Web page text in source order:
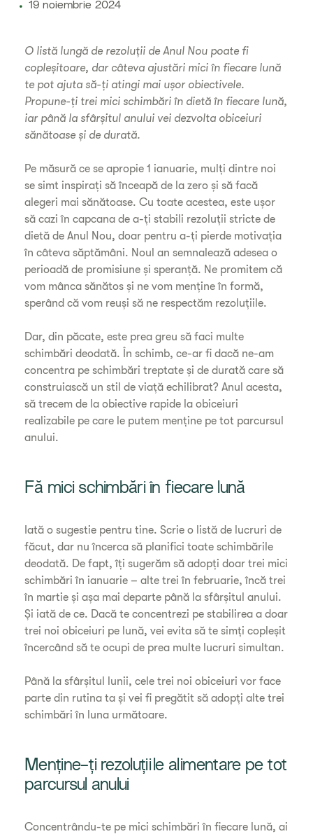
19 noiembrie 2024
O listă lungă de rezoluții de Anul Nou poate fi
copleșitoare, dar câteva ajustări mici în fiecare lună
te pot ajuta să-ți atingi mai ușor obiectivele.
Propune-ți trei mici schimbări în dietă în fiecare lună,
iar până la sfârșitul anului vei dezvolta obiceiuri
sănătoase și de durată.
Pe măsură ce se apropie 1 ianuarie, mulți dintre noi
se simt inspirați să înceapă de la zero și să facă
alegeri mai sănătoase. Cu toate acestea, este ușor
să cazi în capcana de a-ți stabili rezoluții stricte de
dietă de Anul Nou, doar pentru a-ți pierde motivația
în câteva săptămâni. Noul an semnalează adesea o
perioadă de promisiune și speranță. Ne promitem că
vom mânca sănătos și ne vom menține în formă,
sperând că vom reuși să ne respectăm rezoluțiile.
Dar, din păcate, este prea greu să faci multe
schimbări deodată. În schimb, ce-ar fi dacă ne-am
concentra pe schimbări treptate și de durată care să
construiască un stil de viață echilibrat? Anul acesta,
să trecem de la obiective rapide la obiceiuri
realizabile pe care le putem menține pe tot parcursul
anului.
Fă mici schimbări în fiecare lună
Iată o sugestie pentru tine. Scrie o listă de lucruri de
făcut, dar nu încerca să planifici toate schimbările
deodată. De fapt, îți sugerăm să adopți doar trei mici
schimbări în ianuarie – alte trei în februarie, încă trei
în martie și așa mai departe până la sfârșitul anului.
Și iată de ce. Dacă te concentrezi pe stabilirea a doar
trei noi obiceiuri pe lună, vei evita să te simți copleșit
încercând să te ocupi de prea multe lucruri simultan.
Până la sfârșitul lunii, cele trei noi obiceiuri vor face
parte din rutina ta și vei fi pregătit să adopți alte trei
schimbări în luna următoare.
Menține-ți rezoluțiile alimentare pe tot
parcursul anului
Concentrându-te pe mici schimbări în fiecare lună, ai